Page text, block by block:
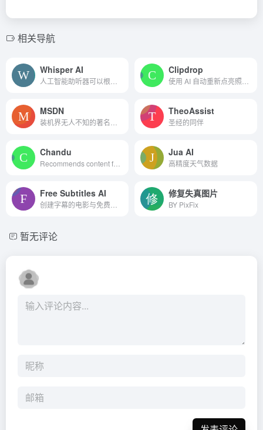
相关导航
Whisper AI Clipdrop
MSDN TheoAssist
圣经的同伴
Chandu Jua AI
高精度天气数据
Free Subtitles AI 修复失真图片
BY PixFix
暂无评论